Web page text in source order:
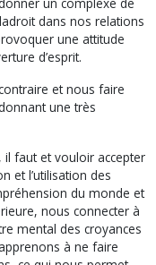
dans nos relations
une attitude
d’esprit.
et nous faire
une très
faut et vouloir accepter
et l’utilisation des
du monde et
nous connecter à
mental des croyances
à ne faire